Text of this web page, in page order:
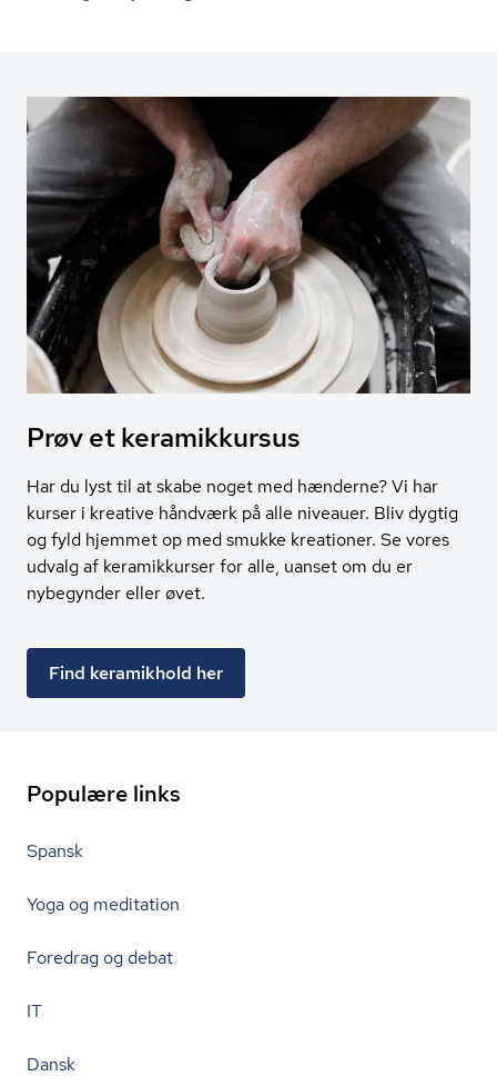
Prøv et keramikkursus
Har du lyst til at skabe noget med hænderne? Vi har
kurser i kreative håndværk på alle niveauer. Bliv dygtig
og fyld hjemmet op med smukke kreationer. Se vores
udvalg af keramikkurser for alle, uanset om du er
nybegynder eller øvet.
Find keramikhold her
Populære links
Spansk
Yoga og meditation
Foredrag og debat
IT
Dansk